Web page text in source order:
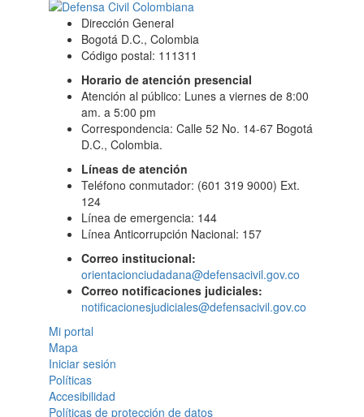
Dirección General
Bogotá D.C., Colombia
Código postal: 111311
Horario de atención presencial
Atención al público: Lunes a viernes de 8:00
am. a 5:00 pm
Correspondencia: Calle 52 No. 14-67 Bogotá
D.C., Colombia.
Líneas de atención
Teléfono conmutador: (601 319 9000) Ext.
124
Línea de emergencia: 144
Línea Anticorrupción Nacional: 157
Correo institucional:
orientacionciudadana@defensacivil.gov.co
Correo notificaciones judiciales:
notificacionesjudiciales@defensacivil.gov.co
Mi portal
Mapa
Iniciar sesión
Políticas
Accesibilidad
Políticas de protección de datos